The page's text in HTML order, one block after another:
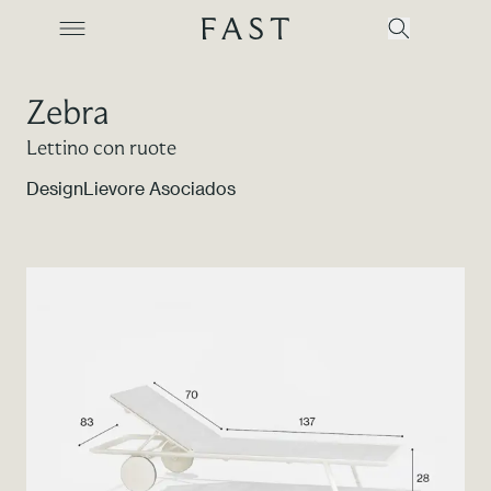
Color Revolution
Contatti
Zebra
Lettino con ruote
DesignLievore Asociados